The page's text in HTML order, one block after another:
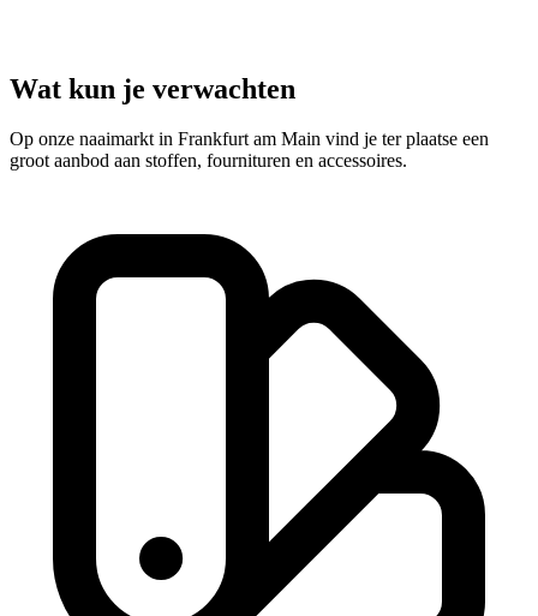
Wat kun je verwachten
Op onze naaimarkt in Frankfurt am Main vind je ter plaatse een
groot aanbod aan stoffen, fournituren en accessoires.